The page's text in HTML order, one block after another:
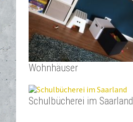
Wohnhäuser
Schulbücherei im Saarland